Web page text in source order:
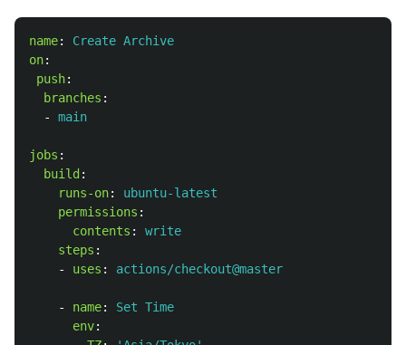
name:
Create Archive
on:
push:
branches :
-
main
jobs :
build :
runs-on:
ubuntu-latest
permissions :
contents :
write
steps :
-
uses : actions/checkout@master
- name:
Set Time
env: